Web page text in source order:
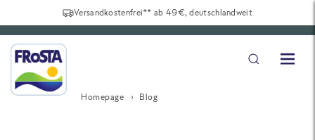
Versandkostenfrei** ab 49€, deutschlandweit
Homepage Blog